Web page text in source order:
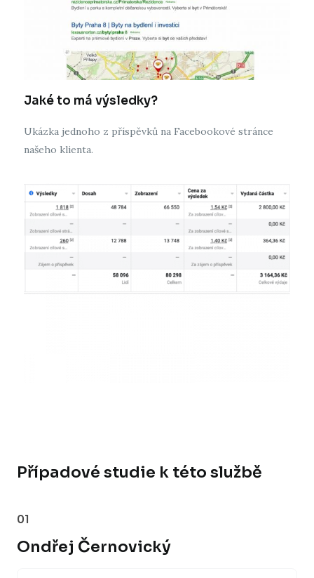
Jaké to má výsledky?
Ukázka jednoho z příspěvků na Facebookové stránce
našeho klienta.
Případové studie k této službě
01
Ondřej Černovický